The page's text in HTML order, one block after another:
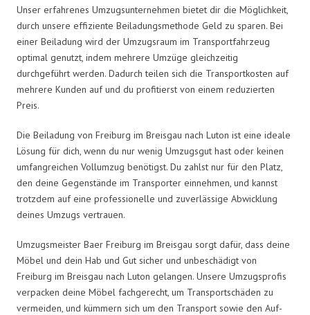
Unser erfahrenes Umzugsunternehmen bietet dir die Möglichkeit,
durch unsere effiziente Beiladungsmethode Geld zu sparen. Bei
einer Beiladung wird der Umzugsraum im Transportfahrzeug
optimal genutzt, indem mehrere Umzüge gleichzeitig
durchgeführt werden. Dadurch teilen sich die Transportkosten auf
mehrere Kunden auf und du profitierst von einem reduzierten
Preis.
Die Beiladung von Freiburg im Breisgau nach Luton ist eine ideale
Lösung für dich, wenn du nur wenig Umzugsgut hast oder keinen
umfangreichen Vollumzug benötigst. Du zahlst nur für den Platz,
den deine Gegenstände im Transporter einnehmen, und kannst
trotzdem auf eine professionelle und zuverlässige Abwicklung
deines Umzugs vertrauen.
Umzugsmeister Baer Freiburg im Breisgau sorgt dafür, dass deine
Möbel und dein Hab und Gut sicher und unbeschädigt von
Freiburg im Breisgau nach Luton gelangen. Unsere Umzugsprofis
verpacken deine Möbel fachgerecht, um Transportschäden zu
vermeiden, und kümmern sich um den Transport sowie den Auf-